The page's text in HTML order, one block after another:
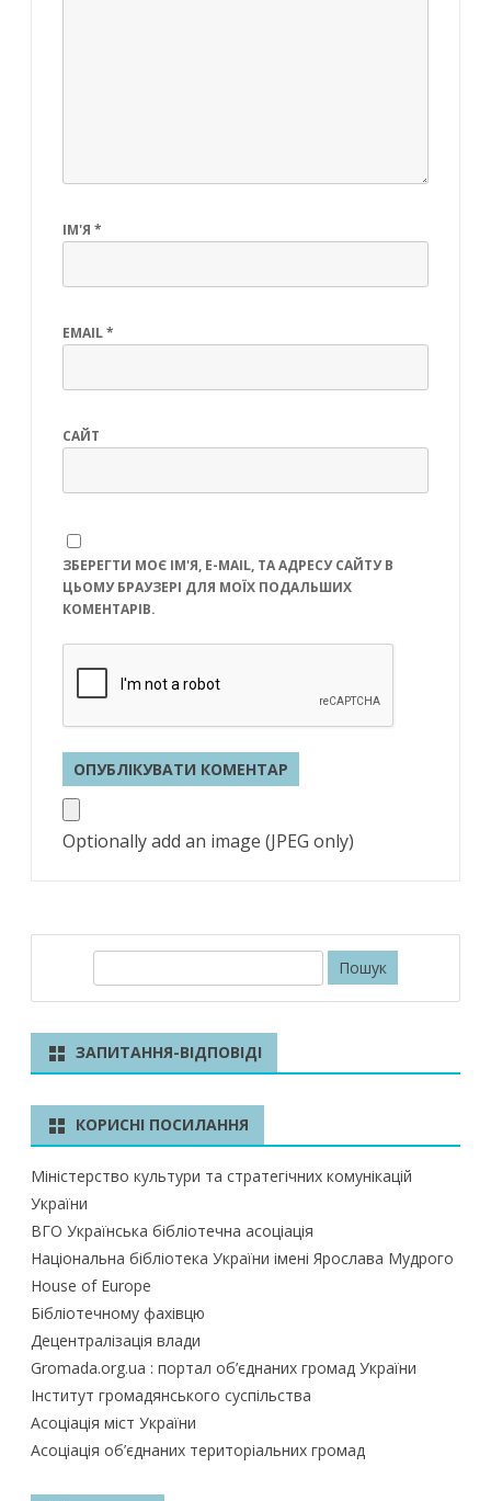
ІМ'Я *
EMAIL*
САЙТ
ЗБЕРЕГТИ МОЄ ІМ'Я, E-MAIL, ТА АДРЕСУ САЙТУ В
ЦЬОМУ БРАУЗЕРІ ДЛЯ МОЇХ ПОДАЛЬШИХ
КОМЕНТАРІВ.
Optionally add an image (JPEG only)
к
ЗАПИТАННЯ-ВІДПОВІДІ
КОРИСНІ ПОСИЛАННЯ
Міністерство культури та стратегічних комунікацій
України
ВГО Українська бібліотечна асоціація
Національна бібліотека України імені Ярослава Мудрого
House of Europe
Бібліотечному фахівцю
Децентралізація влади
Gromada.org.ua : портал об’єднаних громад України
Інститут громадянського суспільства
Асоціація міст України
Асоціація об’єднаних територіальних громад